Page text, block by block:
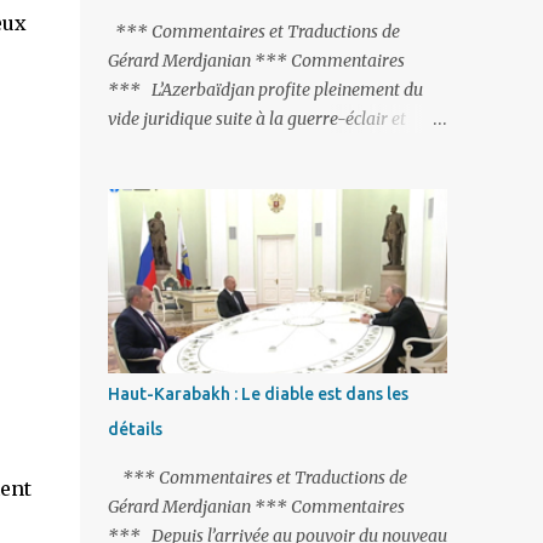
peine de mort est rétablie ; Et des menaces
non voilées envers les Etats-Unis : «Si Gülen
n'est pas extradé, les États-Unis sacrifieront
les relations bilatérales à cause de ce
*** Commentaires et Traductions de
Gérard Merdjanian *** Commentaires
*** L’Azerbaïdjan profite pleinement du
vide juridique suite à la guerre-éclair et
frontière entre l’Arménie et la Turquie
(268km) est essentiellement gardée par des
gardes-frontière russes rattachés à la base
militaire russe 102 de Gumri. On ne sait
jamais si l’envie prenait au zigoto d’en face
d’envoyer ses chars sur Erevan (1). Si les
221km de frontière avec le Nakhitchevan,
pas de problèmes majeurs, il n’en est pas de
même des 566km avec l’Azerbaïdjan. Bakou,
profitant de la faiblesse de l’Arménie et
surtout du fait que ce sont exclusivement des
Haut-Karabakh : Le diable est dans les
détails
*** Commentaires et Traductions de
Gérard Merdjanian *** Commentaires
*** Depuis l’arrivée au pouvoir du nouveau